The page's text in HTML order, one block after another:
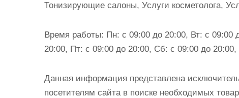
Тонизирующие салоны, Услуги косметолога,
Время работы: Пн: с 09:00 до 20:00, Вт: с 09:00
20:00, Пт: с 09:00 до 20:00, Сб: с 09:00 до
Данная информация представлена
посетителям сайта в поиске необходимых